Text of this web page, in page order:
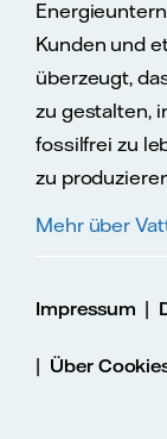
Kunden und
überzeugt,
zu gestalten,
fossilfrei zu
zu
Mehr über
Impressum |
| Über